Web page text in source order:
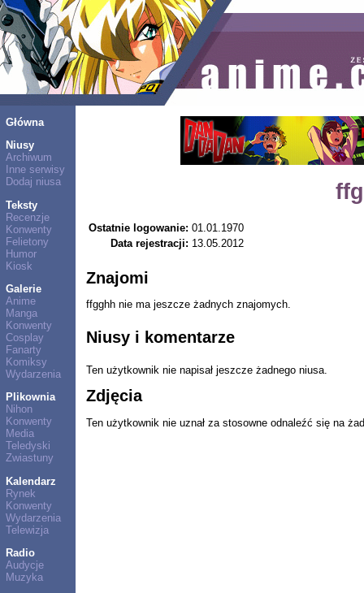
Główna
Niusy
Archiwum
Inne serwisy
Dodaj niusa
Teksty
Recenzje
Konwenty
Felietony
Humor
Kiosk
Galerie
Anime
Manga
Konwenty
Cosplay
Fanarty
Komiksy
Wydarzenia
Plikownia
Nihon
Konwenty
Media
Teledyski
Zwiastuny
Kalendarz
Rynek
Konwenty
Wydarzenia
Telewizja
Radio
Audycje
Muzyka
Ostatnie logowanie: 01.01.1970
Data rejestracji: 13.05.2012
Znajomi
ffgghh nie ma jeszcze żadnych znajomych.
Niusy i komentarze
Ten użytkownik nie napisał jeszcze żadnego niusa.
Zdjęcia
Ten użytkownik nie uznał za stosowne odnaleźć się na